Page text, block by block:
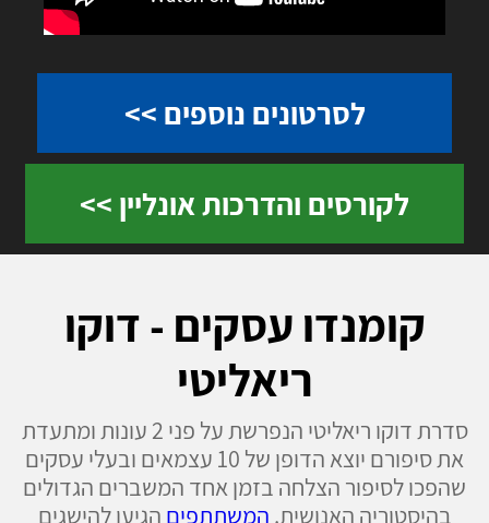
לסרטונים נוספים >>
לקורסים והדרכות אונליין >>
קומנדו עסקים - דוקו
ריאליטי
סדרת דוקו ריאליטי הנפרשת על פני 2 עונות ומתעדת
את סיפורם יוצא הדופן של 10 עצמאים ובעלי עסקים
שהפכו לסיפור הצלחה בזמן אחד המשברים הגדולים
בהיסטוריה האנושית. המשתתפים הגיעו להישגים